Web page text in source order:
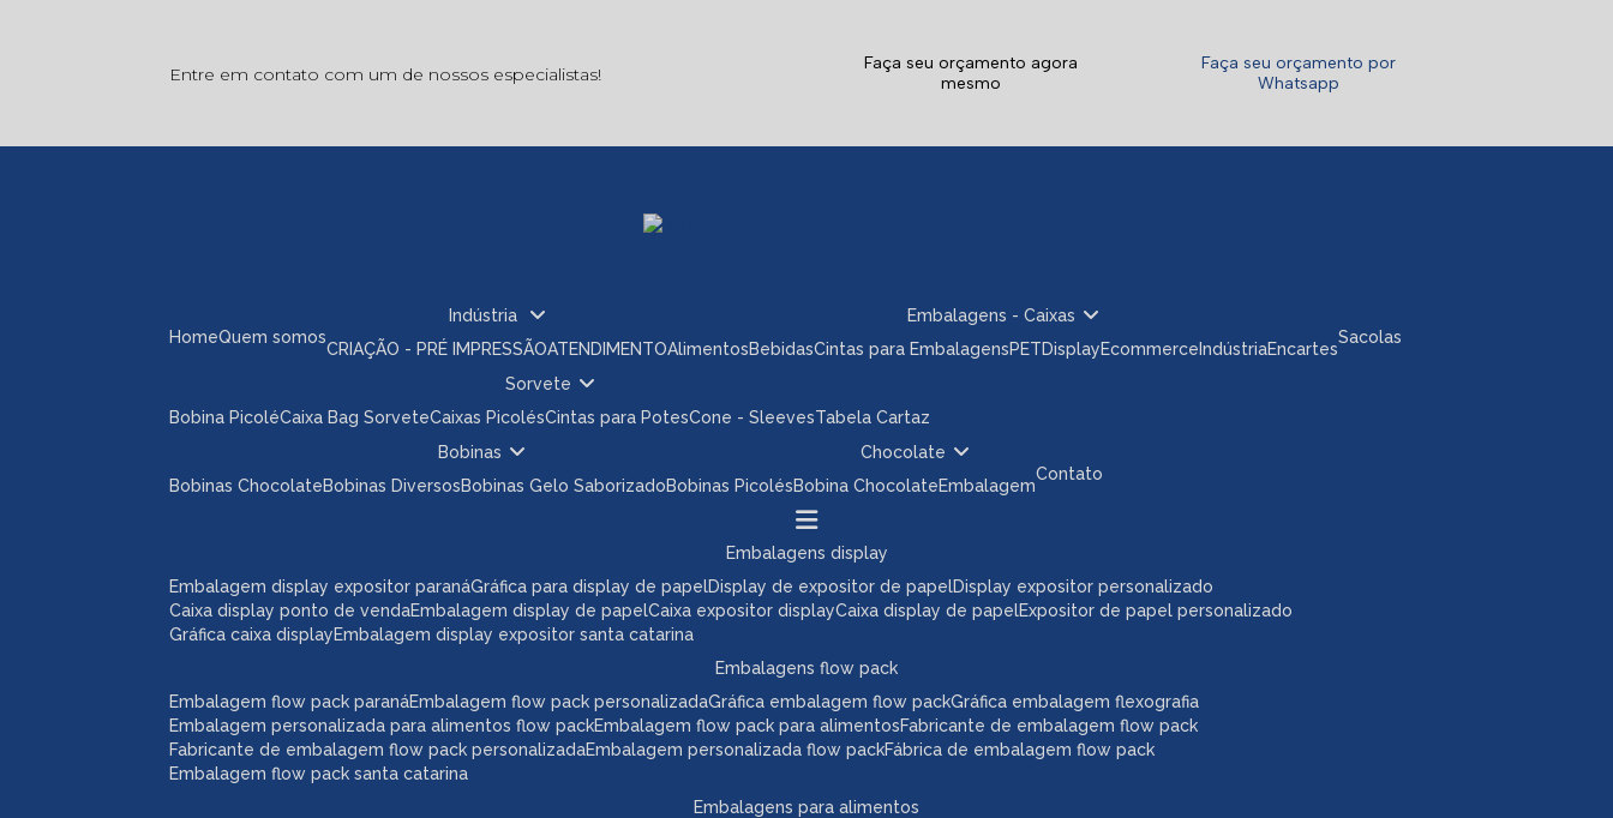
Entre em contato com um de nossos especialistas!
Faça seu orçamento agora
mesmo
Faça seu orçamento por
Whatsapp
Home Quem somos
Indústria
CRIAÇÃO - PRÉ IMPRESSÃO ATENDIMENTO
Sacolas
Sorvete
Bobina Picolé
Caixa Bag Sorvete Caixas Picolés Cintas para Potes Cone - Sleeves
Tabela Cartaz
Chocolate
Bobina Chocolate Embalagem
Bobinas
Bobinas Chocolate
Bobinas Diversos Bobinas Gelo Saborizado Bobinas Picolés
Embalagens - Caixas
Alimentos
Bebidas Cintas para Embalagens Display Ecommerce Encartes
Indústria
PET
Contato
embalagens display
gráfica para display de papel
display de expositor de papel
display expositor personalizado
embalagem display de papel
caixa expositor display expositor de papel personalizado
caixa display de papel
caixa display ponto de venda
gráfica caixa display embalagem display expositor santa catarina
embalagem display expositor paraná
embalagens flow pack
embalagem flow pack personalizada
gráfica embalagem flow pack
gráfica embalagem flexografia
embalagem flow pack para alimentos fabricante de embalagem flow pack
embalagem personalizada flow pack
fabricante de embalagem flow pack personalizada
embalagem personalizada para alimentos flow pack
fábrica de embalagem flow pack
embalagem flow pack santa catarina
embalagem flow pack paraná
embalagens para alimentos